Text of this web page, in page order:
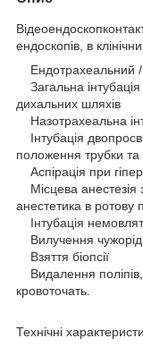
ендоскопів, в
Ендотрахеальний /
Загальна інтубація
дихальних шляхів
Назотрахеальна
Інтубація
положення трубки
Аспірація при
Місцева анестезія
анестетика в ротову
Інтубація
Вилучення
Взяття біопсії
Видалення
кровоточать.
Технічні